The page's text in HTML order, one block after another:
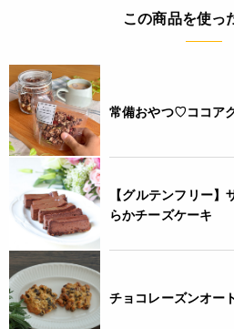
けていただきます。
（応用編）牛乳のかわりにコーン
おいしさが楽しめます。
* レンジ加熱時のふきこぼれ防止の
熱ボールをご使用ください。
* 電子レンジは500W以下の出力でご
* 2人分以上を作る場合は、鍋で
い。
JANコード
4972222205159
この商品を使っ
常備おやつ♡ココア
【グルテンフリー
らかチーズケーキ
チョコレーズンオー